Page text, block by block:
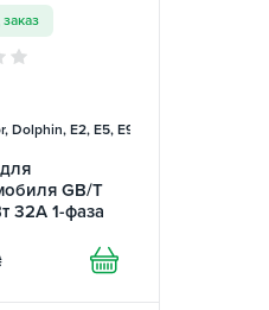
Dolphin, E2, E5, E9, Mercedes
GB/T
32А 1-фаза